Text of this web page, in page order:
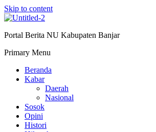
Skip to content
Portal Berita NU Kabupaten Banjar
Primary Menu
Beranda
Kabar
Daerah
Nasional
Sosok
Opini
Histori